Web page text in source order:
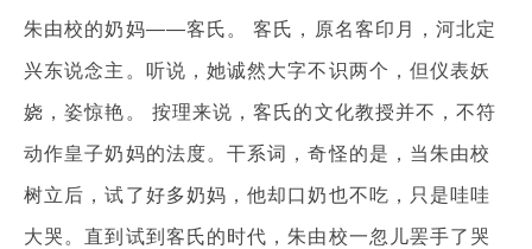
朱由校的奶妈——客氏。 客氏，原名客印月，河北定
兴东说念主。听说，她诚然大字不识两个，但仪表妖
娆，姿惊艳。 按理来说，客氏的文化教授并不，不符
动作皇子奶妈的法度。干系词，奇怪的是，当朱由校
树立后，试了好多奶妈，他却口奶也不吃，只是哇哇
大哭。直到试到客氏的时代，朱由校一忽儿罢手了哭